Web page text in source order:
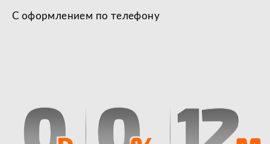
С оформлением по телефону